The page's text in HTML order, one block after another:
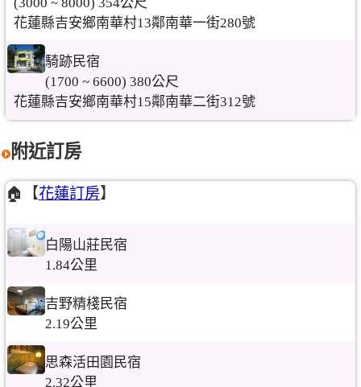
花蓮縣吉安鄉南華村13鄰南華一街280號
騎跡民宿
(1700 ~ 6600) 380公尺
花蓮縣吉安鄉南華村15鄰南華二街312號
附近訂房
🏠【花蓮訂房】
白陽山莊民宿
1.84公里
吉野精棧民宿
2.19公里
思森活田園民宿
2.32公里